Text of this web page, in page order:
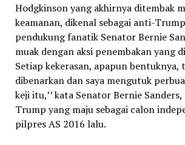
Hodgkinson yang akhirnya ditembak
keamanan, dikenal sebagai anti-
pendukung fanatik Senator Bernie
muak dengan aksi penembakan yang
Setiap kekerasan, apapun bentuknya,
dibenarkan dan saya mengutuk
keji itu,’’ kata Senator Bernie
Trump yang maju sebagai calon
pilpres AS 2016 lalu.